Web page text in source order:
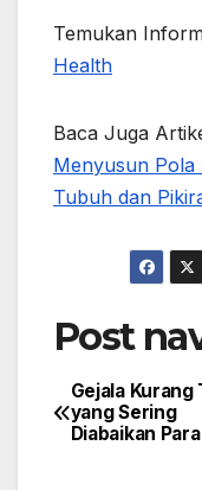
Temukan
Health
Baca Juga
Menyusun Pola
Tubuh dan
Post
Gejala Kurang
yang Sering
Diabaikan